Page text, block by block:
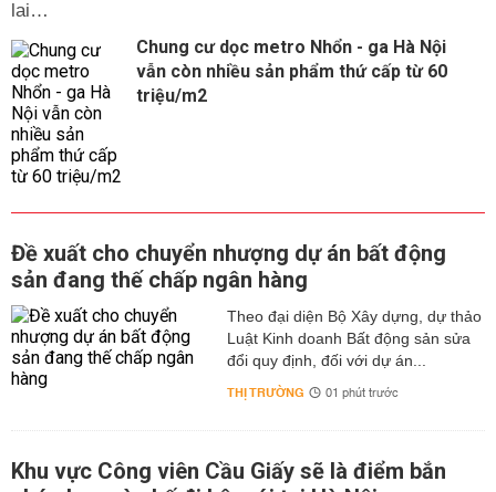
lai…
Chung cư dọc metro Nhổn - ga Hà Nội
vẫn còn nhiều sản phẩm thứ cấp từ 60
triệu/m2
Đề xuất cho chuyển nhượng dự án bất động
sản đang thế chấp ngân hàng
Theo đại diện Bộ Xây dựng, dự thảo
Luật Kinh doanh Bất động sản sửa
đổi quy định, đối với dự án...
THỊ TRƯỜNG 01 phút trước
Khu vực Công viên Cầu Giấy sẽ là điểm bắn